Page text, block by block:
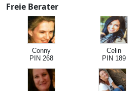
Freie Berater
Conny
PIN 268
Celin
PIN 189